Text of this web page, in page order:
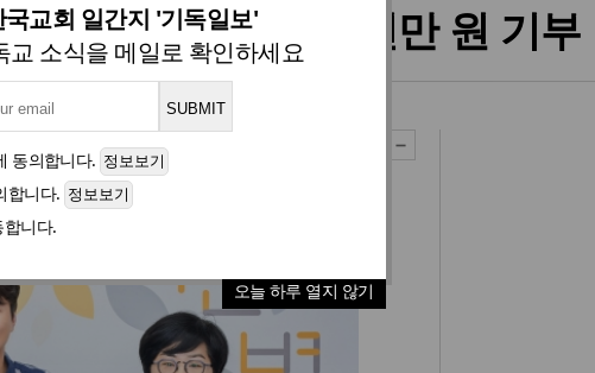
교회 일간지 '기독일보'
교 소식을 메일로 확인하세요
동의합니다.
합니다.
니다.
오늘 하루 열지 않기
부모여성 가정에 2천만 원 기부